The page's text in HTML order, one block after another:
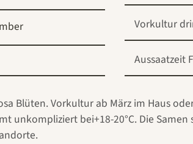
Vorkultur
Aussaatzeit
Blüten. Vorkultur ab März im Haus
unkompliziert bei+18-20°C. Die